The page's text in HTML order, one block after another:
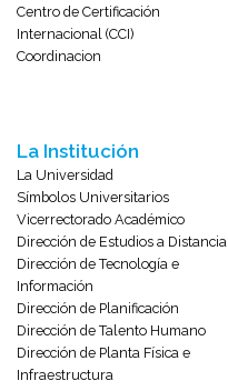
Centro de Certificación
Internacional (CCI)
Coordinacion
La Institución
La Universidad
Símbolos Universitarios
Vicerrectorado Académico
Dirección de Estudios a Distancia
Dirección de Tecnología e
Información
Dirección de Planificación
Dirección de Talento Humano
Dirección de Planta Física e
Infraestructura